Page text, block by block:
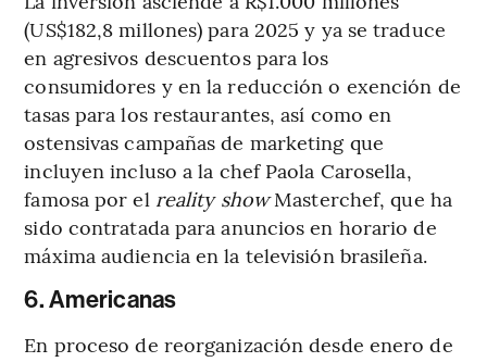
(US$182,8 millones) para 2025 y ya se traduce
en agresivos descuentos para los
consumidores y en la reducción o exención de
tasas para los restaurantes, así como en
ostensivas campañas de marketing que
incluyen incluso a la chef Paola Carosella,
famosa por el reality showMasterchef, que ha
sido contratada para anuncios en horario de
máxima audiencia en la televisión brasileña.
6. Americanas
En proceso de reorganización desde enero de